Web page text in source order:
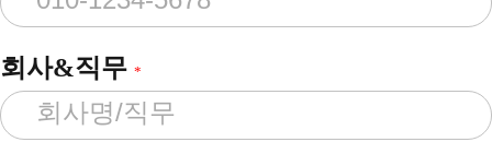
회사&직무 *